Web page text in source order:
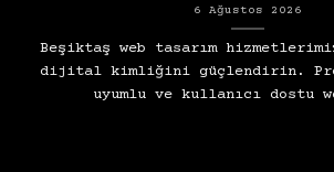
6 Ağustos 2026
Beşiktaş web tasarım
dijital kimliğini güçlendirin.
uyumlu ve kullanıcı dostu